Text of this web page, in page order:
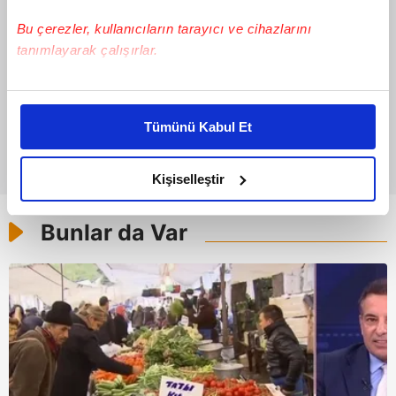
Bu çerezler, kullanıcıların tarayıcı ve cihazlarını
tanımlayarak çalışırlar.
Bu çerezlere izin vermeniz halinde sizlere özel
daha iyi reklam deneyimi yaşatabiliriz. Bunu yaparken
amacımızın size daha iyi bir reklam deneyimi sunmak
olduğunu ve sizlere en iyi içerikleri sunabilmek adına
elimizden gelen çabayı gösterdiğimizi ve bu noktada,
reklamların maliyetlerimizi karşılamak noktasında tek gelir
kalemimiz olduğunu sizlere hatırlatmak isteriz.
Her halükârda, kullanıcılar, bu çerezlere izin vermedikleri
takdirde, kullanıcılara hedefli reklamlar
gösterilmeyecektir."
Sizlere daha iyi bir hizmet sunabilmek için İnternet
Sitemizde kendimize ve üçüncü kişilere ait çerezler
Tümünü Kabul Et
Kişiselleştir
Bunlar da Var